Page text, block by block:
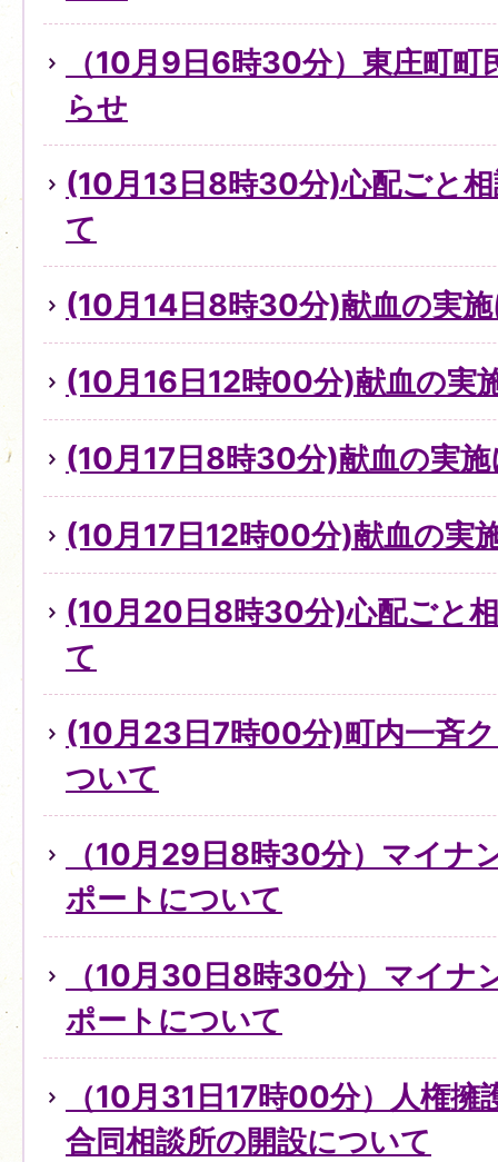
（10月9日6時30分）東庄町町
らせ
(10月13日8時30分)心配ごと
て
(10月14日8時30分)献血の実
(10月16日12時00分)献血の実
(10月17日8時30分)献血の実
(10月17日12時00分)献血の実
(10月20日8時30分)心配ごと
て
(10月23日7時00分)町内一斉
ついて
（10月29日8時30分）マイナ
ポートについて
（10月30日8時30分）マイナ
ポートについて
（10月31日17時00分）人権擁
合同相談所の開設について